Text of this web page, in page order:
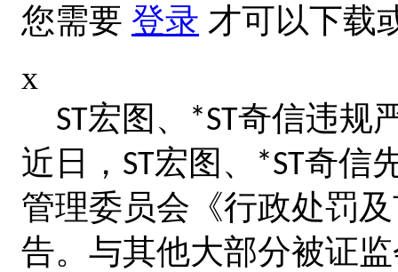
您需要 登录 才可以下载
x
ST宏图、 *ST奇信违规
近日， ST宏图、 *ST奇信
管理委员会《行政处罚
告。与其他大部分被证